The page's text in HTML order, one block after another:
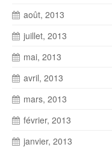
août, 2013
juillet, 2013
mai, 2013
avril, 2013
mars, 2013
février, 2013
janvier, 2013